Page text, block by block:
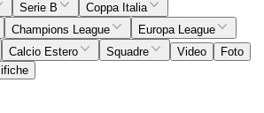
Serie B
Coppa Italia
Champions League
Europa League
Calcio Estero Squadre Video
Foto